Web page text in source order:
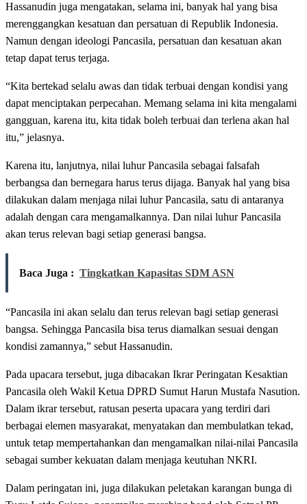
Hassanudin juga mengatakan, selama ini, banyak hal yang bisa
merenggangkan kesatuan dan persatuan di Republik Indonesia.
Namun dengan ideologi Pancasila, persatuan dan kesatuan akan
tetap dapat terus terjaga.
“Kita bertekad selalu awas dan tidak terbuai dengan kondisi yang
dapat menciptakan perpecahan. Memang selama ini kita mengalami
gangguan, karena itu, kita tidak boleh terbuai dan terlena akan hal
itu,” jelasnya.
Karena itu, lanjutnya, nilai luhur Pancasila sebagai falsafah
berbangsa dan bernegara harus terus dijaga. Banyak hal yang bisa
dilakukan dalam menjaga nilai luhur Pancasila, satu di antaranya
adalah dengan cara mengamalkannya. Dan nilai luhur Pancasila
akan terus relevan bagi setiap generasi bangsa.
Baca Juga : Tingkatkan Kapasitas SDM ASN
“Pancasila ini akan selalu dan terus relevan bagi setiap generasi
bangsa. Sehingga Pancasila bisa terus diamalkan sesuai dengan
kondisi zamannya,” sebut Hassanudin.
Pada upacara tersebut, juga dibacakan Ikrar Peringatan Kesaktian
Pancasila oleh Wakil Ketua DPRD Sumut Harun Mustafa Nasution.
Dalam ikrar tersebut, ratusan peserta upacara yang terdiri dari
berbagai elemen masyarakat, menyatakan dan membulatkan tekad,
untuk tetap mempertahankan dan mengamalkan nilai-nilai Pancasila
sebagai sumber kekuatan dalam menjaga keutuhan NKRI.
Dalam peringatan ini, juga dilakukan peletakan karangan bunga di